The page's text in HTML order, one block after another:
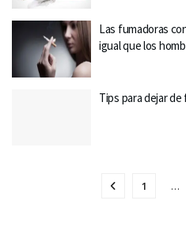
Las fumadoras
igual que los
Tips para dejar de
1 …